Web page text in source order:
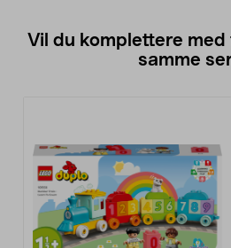
Vil du komplettere
samme